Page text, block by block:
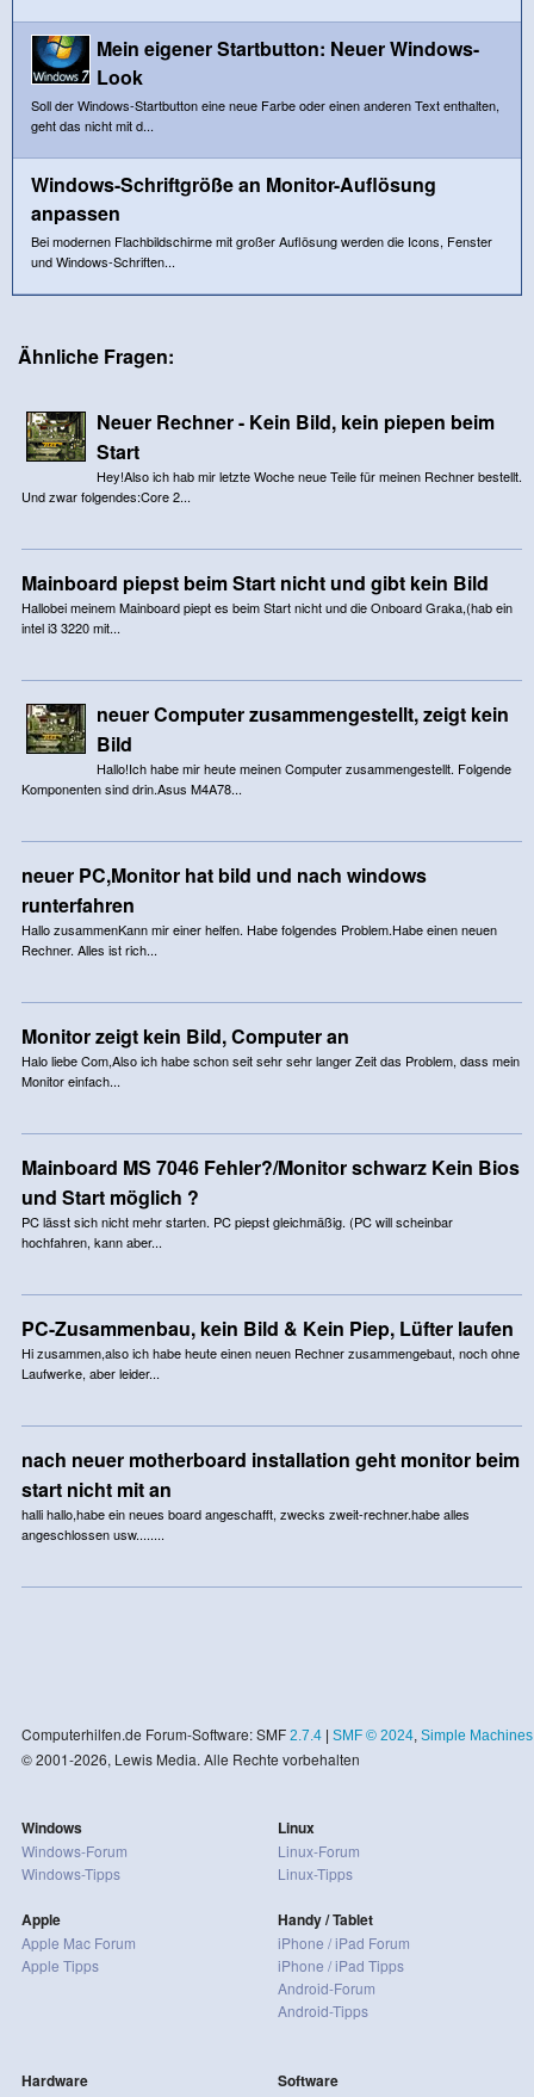
Mein eigener Startbutton: Neuer Windows-
Look
Soll der Windows-Startbutton eine neue Farbe oder einen anderen Text enthalten,
geht das nicht mit d...
Windows-Schriftgröße an Monitor-Auflösung
anpassen
Bei modernen Flachbildschirme mit großer Auflösung werden die Icons, Fenster
und Windows-Schriften...
Ähnliche Fragen:
Neuer Rechner - Kein Bild, kein piepen beim
Start
Hey!Also ich hab mir letzte Woche neue Teile für meinen Rechner bestellt.
Und zwar folgendes:Core 2...
Mainboard piepst beim Start nicht und gibt kein Bild
Hallobei meinem Mainboard piept es beim Start nicht und die Onboard Graka,(hab ein
intel i3 3220 mit...
neuer Computer zusammengestellt, zeigt kein
Bild
Hallo!Ich habe mir heute meinen Computer zusammengestellt. Folgende
Komponenten sind drin.Asus M4A78...
neuer PC,Monitor hat bild und nach windows
runterfahren
Hallo zusammenKann mir einer helfen. Habe folgendes Problem.Habe einen neuen
Rechner. Alles ist rich...
Monitor zeigt kein Bild, Computer an
Halo liebe Com,Also ich habe schon seit sehr sehr langer Zeit das Problem, dass mein
Monitor einfach...
Mainboard MS 7046 Fehler?/Monitor schwarz Kein Bios
und Start möglich ?
PC lässt sich nicht mehr starten. PC piepst gleichmäßig. (PC will scheinbar
hochfahren, kann aber...
PC-Zusammenbau, kein Bild & Kein Piep, Lüfter laufen
Hi zusammen,also ich habe heute einen neuen Rechner zusammengebaut, noch ohne
Laufwerke, aber leider...
nach neuer motherboard installation geht monitor beim
start nicht mit an
halli hallo,habe ein neues board angeschafft, zwecks zweit-rechner.habe alles
angeschlossen usw........
Computerhilfen.de Forum-Software: SMF 2.7.4| SMF © 2024, Simple Machines
© 2001-2026, Lewis Media. Alle Rechte vorbehalten
Windows
Windows-Forum
Windows-Tipps
Apple
Apple Mac Forum
Apple Tipps
Linux
Linux-Forum
Linux-Tipps
Handy / Tablet
iPhone / iPad Forum
iPhone / iPad Tipps
Android-Forum
Android-Tipps
Hardware Software